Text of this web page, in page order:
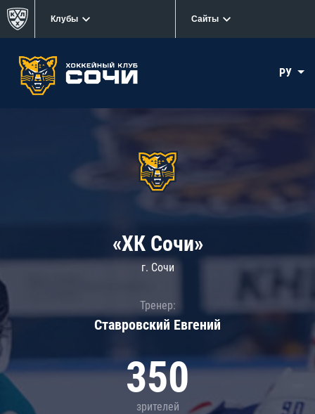
Клубы Сайты
РУ
«ХК Сочи»
г. Сочи
Тренер:
Ставровский Евгений
350
зрителей